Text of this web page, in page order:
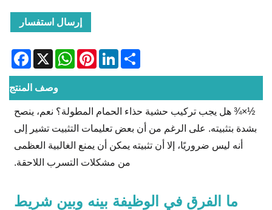
إرسال استفسار
X
WhatsAppPinterestLinkedInShare
وصف المنتج
½×¾‌ هل يجب تركيب حشية حذاء الحمام المطولة؟ نعم، ينصح
بشدة بتثبيته. على الرغم من أن بعض تعليمات التثبيت تشير إلى
أنه ليس ضروريًا، إلا أن تثبيته يمكن أن يمنع الغالبية العظمى
من مشكلات التسرب اللاحقة.
ما الفرق في الوظيفة بينه وبين شريط